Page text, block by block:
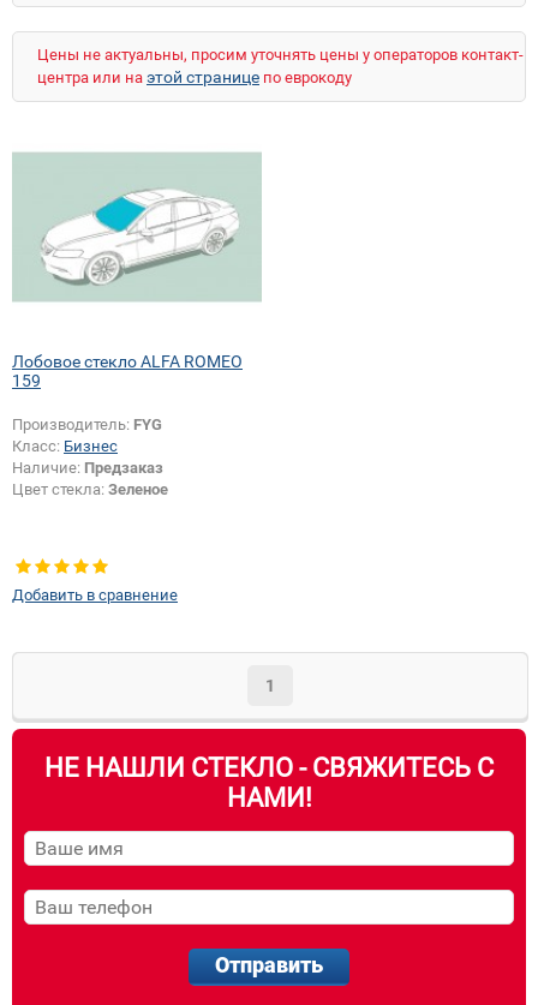
Цены не актуальны, просим уточнять цены у операторов контакт-
центра или на этой странице по еврокоду
Лобовое стекло ALFA ROMEO
159
Производитель: FYG
Класс: Бизнес
Наличие: Предзаказ
Цвет стекла: Зеленое
Добавить в сравнение
1
НЕ НАШЛИ СТЕКЛО - СВЯЖИТЕСЬ С
НАМИ!
Отправить